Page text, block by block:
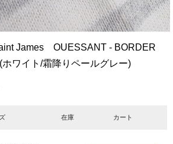
James OUESSANT - BORDER
ワイト/霜降りペールグレー)
在庫 カート